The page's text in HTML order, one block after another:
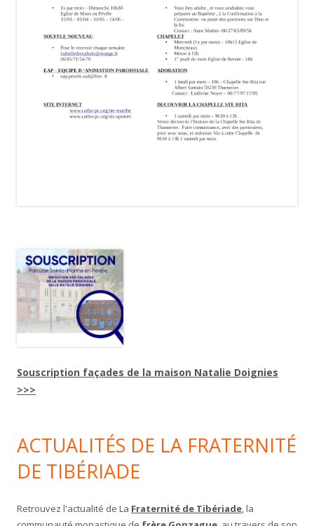
Souscription façades de la maison Natalie Doignies
>>>
ACTUALITÉS DE LA FRATERNITÉ
DE TIBÉRIADE
Retrouvez l'actualité de La Fraternité de Tibériade , la